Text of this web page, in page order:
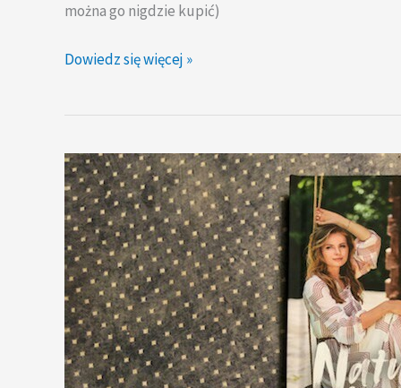
można go nigdzie kupić)
Dowiedz się więcej »
„Naturalnie
dla
zdrowia”
–
TRE®